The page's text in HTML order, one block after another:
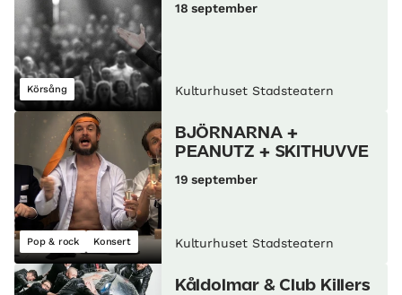
Körsång
18 september
Kulturhuset Stadsteatern
Pop & rock Konsert
BJÖRNARNA +
PEANUTZ + SKITHUVVE
19 september
Kulturhuset Stadsteatern
Kåldolmar & Club Killers